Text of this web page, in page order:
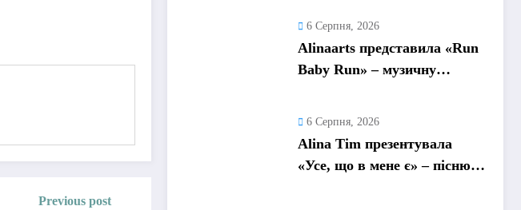
Previous post
6 Серпня, 2026
Alinaarts представила «Run
Baby Run» – музичну
6 Серпня, 2026
Alina Tim презентувала
«Усе, що в мене є» – пісню